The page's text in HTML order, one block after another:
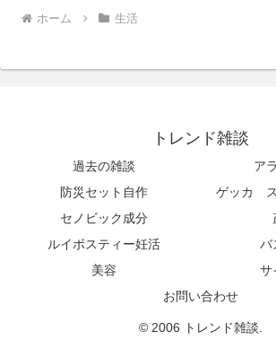
ホーム 生活
トレンド雑談
過去の雑談
ア
防災セット自作
ゲッカ ス
セノビック成分
ルイボスティー妊活
バ
美容
サ
お問い合わせ
© 2006 トレンド雑談.